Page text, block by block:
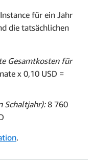
für ein Jahr
die tatsächlichen
Gesamtkosten für
x 0,10 USD =
Schaltjahr):8 760
.